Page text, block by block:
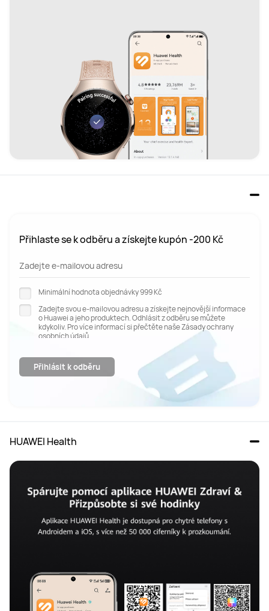
Přihlaste se k odběru a získejte kupón -200 Kč
Zadejte e-mailovou adresu
Minimální hodnota objednávky 999 Kč
Zadejte svou e-mailovou adresu a získejte nejnovější informace
o Huawei a jeho produktech. Odhlásit z odběru se můžete
kdykoliv. Pro více informací si přečtěte naše Zásady ochrany
osobních údajů.
Přihlásit k odběru
HUAWEI Health